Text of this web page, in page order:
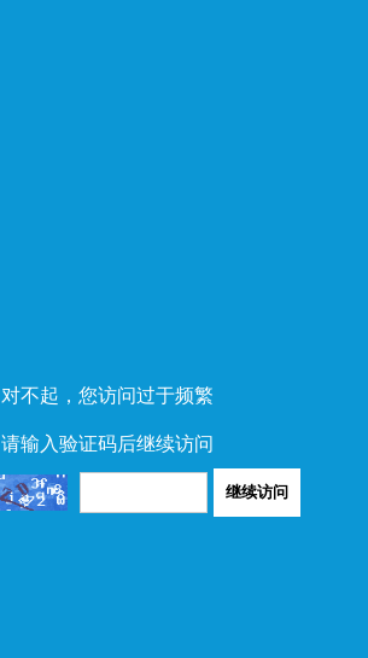
对不起，您访问过于频繁
请输入验证码后继续访问
继续访问